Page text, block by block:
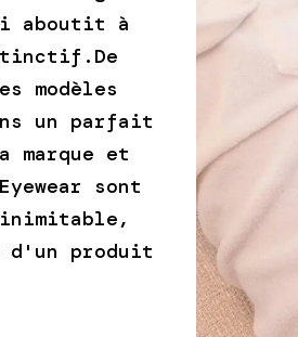
aboutit à
modèles
un parfait
et
sont
inimitable,
d'un produit